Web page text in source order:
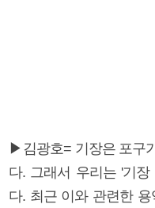
▶김광호= 기장은 포구
다. 그래서 우리는 '기
다. 최근 이와 관련한